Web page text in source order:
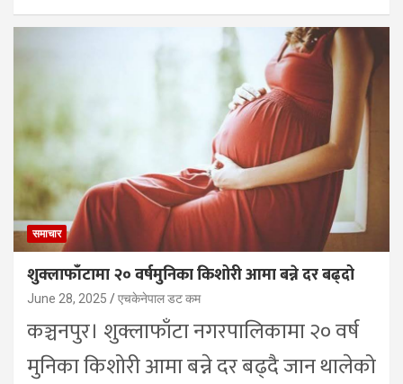
समाचार
शुक्लाफाँटामा २० वर्षमुनिका किशोरी आमा बन्ने दर बढ्दो
June 28, 2025 एचकेनेपाल डट कम
कञ्चनपुर। शुक्लाफाँटा नगरपालिकामा २० वर्ष
मुनिका किशोरी आमा बन्ने दर बढ्दै जान थालेको